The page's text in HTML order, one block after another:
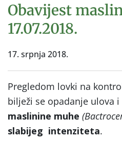
Obavijest
17.07.2018.
17. srpnja 2018.
Pregledom lovki na
bilježi se opadanje ulova i
maslinine muhe
slabijeg intenziteta.